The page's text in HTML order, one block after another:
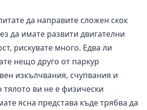
да направите сложен скок
да имате развити двигателни
рискувате много. Едва ли
нещо друго от паркур
изкълчвания, счупвания и
тялото ви не е физически
ясна представа къде трябва да